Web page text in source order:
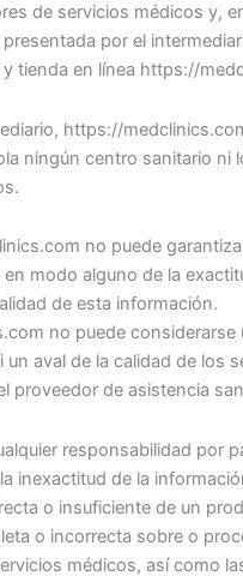
de servicios médicos y,
por el
tienda en línea https://
https://
ningún centro sanitario ni
no puede
modo alguno de la
de esta información.
no puede considerarse
aval de la calidad de los
proveedor de asistencia
responsabilidad por
inexactitud de la
o insuficiente de un
o incorrecta sobre o
médicos, así como